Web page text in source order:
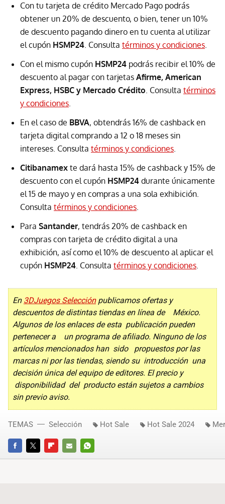
Con tu tarjeta de crédito Mercado Pago podrás
obtener un 20% de descuento, o bien, tener un 10%
de descuento pagando dinero en tu cuenta al utilizar
el cupón HSMP24. Consulta términos y condiciones.
Con el mismo cupón HSMP24 podrás recibir el 10% de
descuento al pagar con tarjetas Afirme, American
Express, HSBC y Mercado Crédito. Consulta términos
y condiciones.
En el caso de BBVA, obtendrás 16% de cashback en
tarjeta digital comprando a 12 o 18 meses sin
intereses. Consulta términos y condiciones.
Citibanamex te dará hasta 15% de cashback y 15% de
descuento con el cupón HSMP24 durante únicamente
el 15 de mayo y en compras a una sola exhibición.
Consulta términos y condiciones.
Para Santander, tendrás 20% de cashback en
compras con tarjeta de crédito digital a una
exhibición, así como el 10% de descuento al aplicar el
cupón HSMP24. Consulta términos y condiciones.
En 3DJuegos Selecciónpublicamos ofertas y
descuentos de distintas tiendas en línea de México.
Algunos de los enlaces de esta publicación pueden
pertenecer a un programa de afiliado. Ninguno de los
artículos mencionados han sido propuestos por las
marcas ni por las tiendas, siendo su introducción una
decisión única del equipo de editores. El precio y
disponibilidad del producto están sujetos a cambios
sin previo aviso.
FACEBOOKTWITTERFLIPBOARD
E-
WHATSAPP
TEMAS Selección Hot Sale Hot Sale 2024